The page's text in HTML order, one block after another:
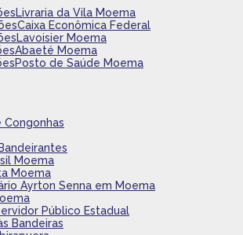
Livraria da Vila Moema
Caixa Econômica Federal
Lavoisier Moema
Abaeté Moema
Posto de Saúde Moema
Moema
Moema
Ayrton Senna em Moema
Público Estadual
Bandeiras